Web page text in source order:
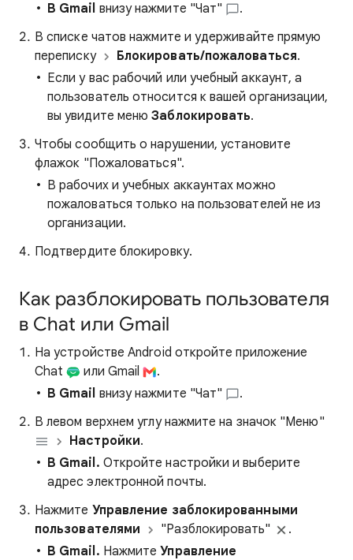
В Gmail внизу нажмите "Чат"
.
В списке чатов нажмите и удерживайте прямую
переписку
Блокировать/пожаловаться.
Если у вас рабочий или учебный аккаунт, а
пользователь относится к вашей организации,
вы увидите менюЗаблокировать.
Чтобы сообщить о нарушении, установите
флажок "Пожаловаться".
В рабочих и учебных аккаунтах можно
пожаловаться только на пользователей не из
организации.
Подтвердите блокировку.
Как разблокировать пользователя
в Chat или Gmail
На устройстве Android откройте приложение
Chat
или Gmail
.
В Gmail внизу нажмите "Чат"
.
В левом верхнем углу нажмите на значок "Меню"
Настройки.
В Gmail. Откройте настройки и выберите
адрес электронной почты.
Нажмите Управление заблокированными
пользователями
"Разблокировать"
.
В Gmail. НажмитеУправление